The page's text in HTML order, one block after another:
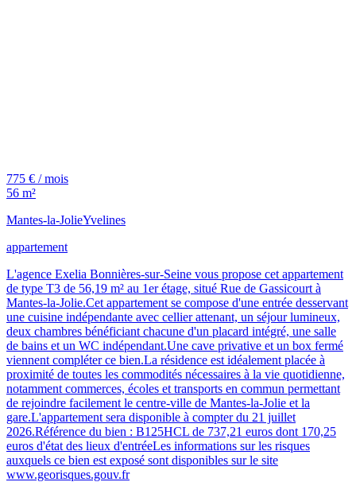
775 € / mois
56 m²
Mantes-la-JolieYvelines
appartement
L'agence Exelia Bonnières-sur-Seine vous propose cet appartement
de type T3 de 56,19 m² au 1er étage, situé Rue de Gassicourt à
Mantes-la-Jolie.Cet appartement se compose d'une entrée desservant
une cuisine indépendante avec cellier attenant, un séjour lumineux,
deux chambres bénéficiant chacune d'un placard intégré, une salle
de bains et un WC indépendant.Une cave privative et un box fermé
viennent compléter ce bien.La résidence est idéalement placée à
proximité de toutes les commodités nécessaires à la vie quotidienne,
notamment commerces, écoles et transports en commun permettant
de rejoindre facilement le centre-ville de Mantes-la-Jolie et la
gare.L'appartement sera disponible à compter du 21 juillet
2026.Référence du bien : B125HCL de 737,21 euros dont 170,25
euros d'état des lieux d'entréeLes informations sur les risques
auxquels ce bien est exposé sont disponibles sur le site
www.georisques.gouv.fr